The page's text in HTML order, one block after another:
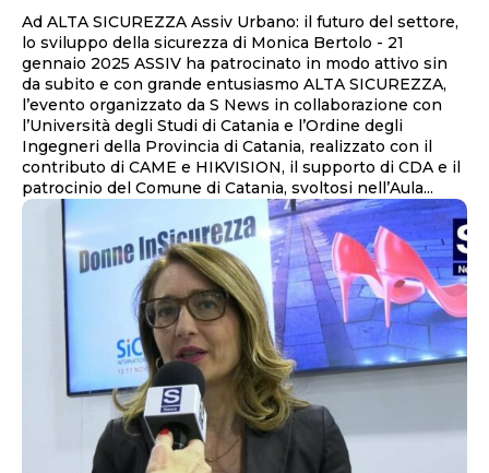
Ad ALTA SICUREZZA Assiv Urbano: il futuro del settore,
lo sviluppo della sicurezza di Monica Bertolo - 21
gennaio 2025 ASSIV ha patrocinato in modo attivo sin
da subito e con grande entusiasmo ALTA SICUREZZA,
l’evento organizzato da S News in collaborazione con
l’Università degli Studi di Catania e l’Ordine degli
Ingegneri della Provincia di Catania, realizzato con il
contributo di CAME e HIKVISION, il supporto di CDA e il
patrocinio del Comune di Catania, svoltosi nell’Aula...